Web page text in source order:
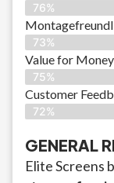
76%
73%
Value for Money
75%
Customer
72%
GENERAL
Elite Screens